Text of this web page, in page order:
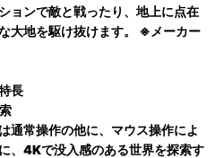
ョンで敵と戦ったり、地上に点在
大地を駆け抜けます。 ※メーカー
長
常操作の他に、マウス操作によ
、4Kで没入感のある世界を探索す